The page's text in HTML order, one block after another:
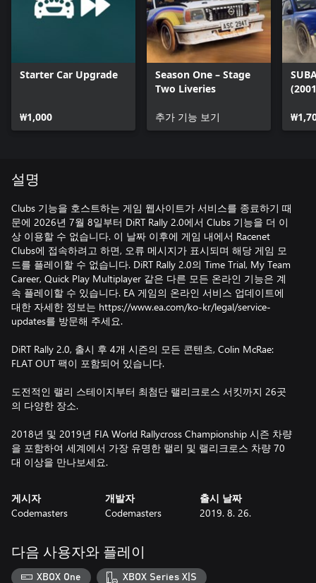
Starter Car Upgrade
₩1,000
Season One – Stage
Two Liveries
추가 기능 보기
설명
Clubs 기능을 호스트하는 게임 웹사이트가 서비스를 종료하기 때
문에 2026년 7월 8일부터 DiRT Rally 2.0에서 Clubs 기능을 더 이
상 이용할 수 없습니다. 이 날짜 이후에 게임 내에서 Racenet
Clubs에 접속하려고 하면, 오류 메시지가 표시되며 해당 게임 모
드를 플레이할 수 없습니다. DiRT Rally 2.0의 Time Trial, My Team
Career, Quick Play Multiplayer 같은 다른 모든 온라인 기능은 계
속 플레이할 수 있습니다. EA 게임의 온라인 서비스 업데이트에
대한 자세한 정보는 https://www.ea.com/ko-kr/legal/service-
updates를 방문해 주세요.
DiRT Rally 2.0, 출시 후 4개 시즌의 모든 콘텐츠, Colin McRae:
FLAT OUT 팩이 포함되어 있습니다.
도전적인 랠리 스테이지부터 최첨단 랠리크로스 서킷까지 26곳
의 다양한 장소.
2018년 및 2019년 FIA World Rallycross Championship 시즌 차량
을 포함하여 세계에서 가장 유명한 랠리 및 랠리크로스 차량 70
대 이상을 만나보세요.
게시자
Codemasters
개발자
Codemasters
출시 날짜
2019. 8. 26.
다음 사용자와 플레이
XBOX One XBOX Series X|S